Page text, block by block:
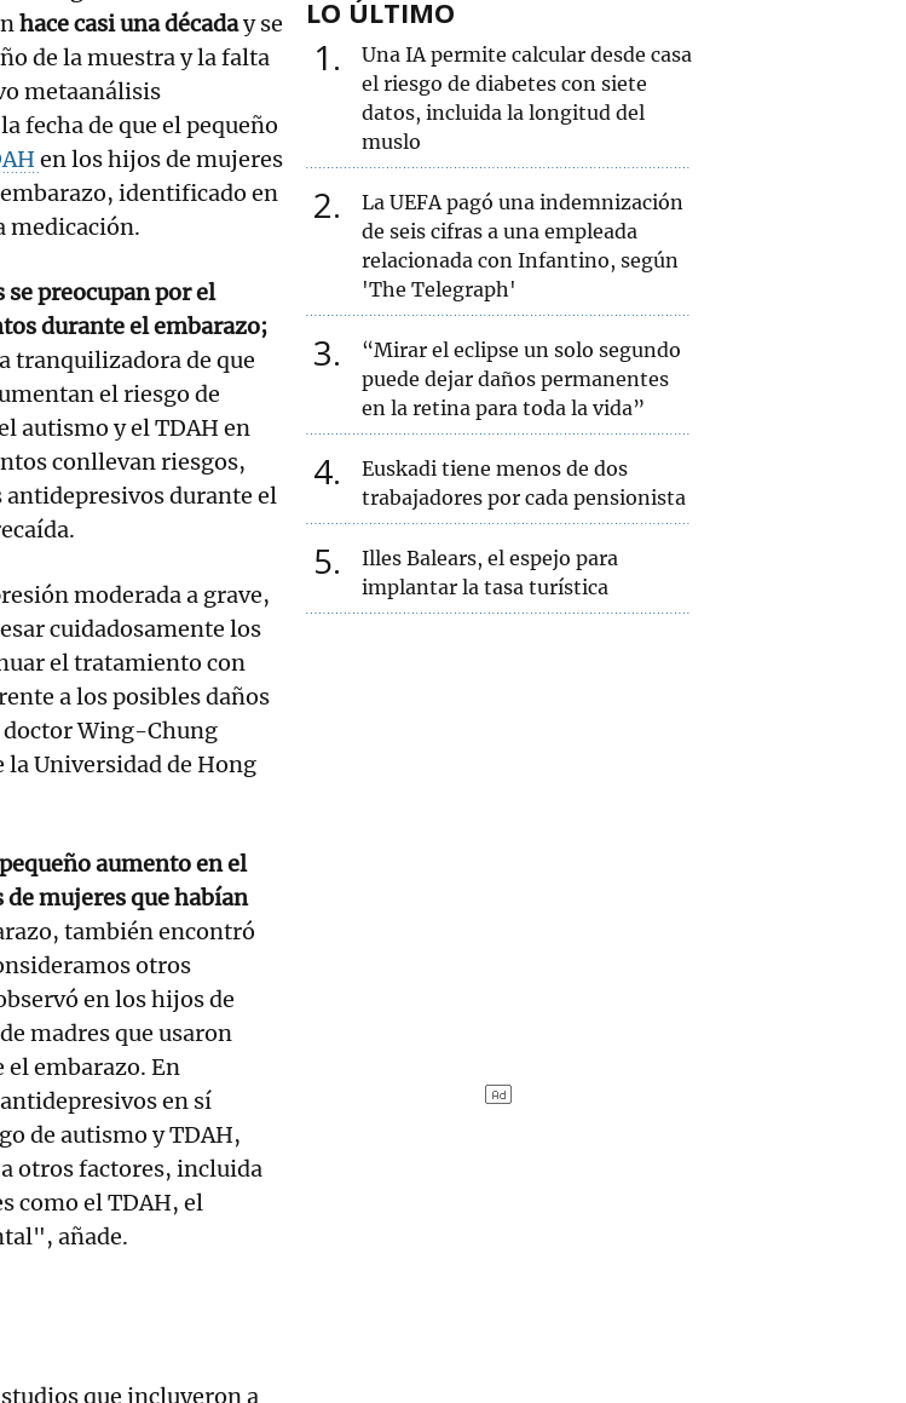
hace casi una décaday se
de la muestra y la falta
metaanálisis
fecha de que el pequeño
en los hijos de mujeres
identificado en
medicación.
preocupan por el
durante el embarazo;
tranquilizadora de que
el riesgo de
autismo y el TDAH en
conllevan riesgos,
durante el
moderada a grave,
cuidadosamente los
el tratamiento con
a los posibles daños
Wing-Chung
la Universidad de Hong
aumento en el
mujeres que habían
también encontró
otros
en los hijos de
madres que usaron
embarazo. En
en sí
de autismo y TDAH,
a otros factores, incluida
como el TDAH, el
añade.
que incluyeron a
LO ÚLTIMO
1
Una IA permite calcular desde casa
el riesgo de diabetes con siete
datos, incluida la longitud del
muslo
2
La UEFA pagó una indemnización
de seis cifras a una empleada
relacionada con Infantino, según
'The Telegraph'
3
“Mirar el eclipse un solo segundo
puede dejar daños permanentes
en la retina para toda la vida”
4
Euskadi tiene menos de dos
trabajadores por cada pensionista
5
Illes Balears, el espejo para
implantar la tasa turística